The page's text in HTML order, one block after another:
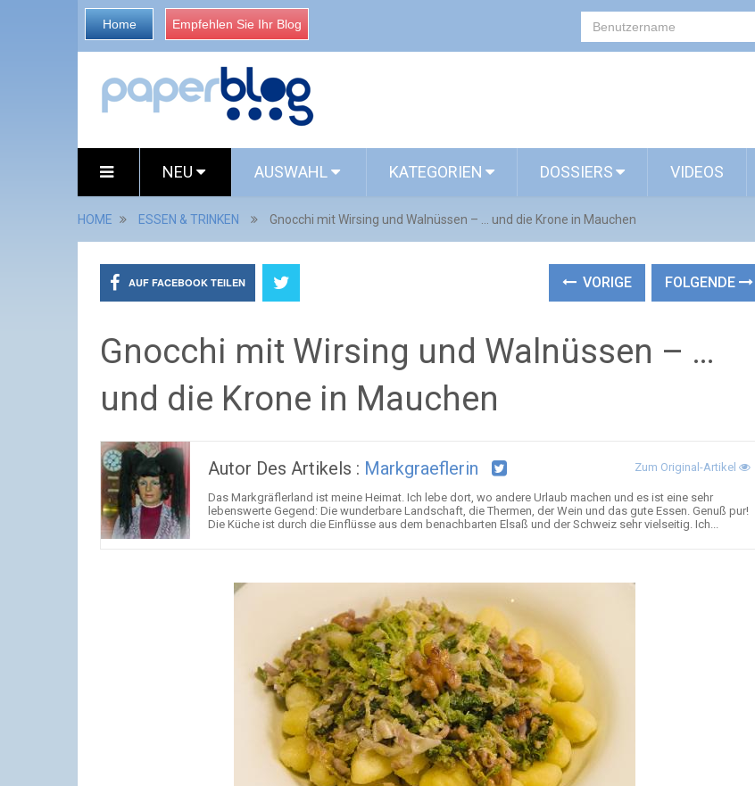
Home Empfehlen Sie Ihr Blog
NEU AUSWAHL KATEGORIEN DOSSIERS VIDEOS
HOME ESSEN & TRINKEN Gnocchi mit Wirsing und Walnüssen – … und die Krone in Mauchen
AUF FACEBOOK TEILEN VORIGE FOLGENDE
Gnocchi mit Wirsing und Walnüssen – …
und die Krone in Mauchen
Autor Des Artikels : Markgraeflerin Zum Original-Artikel
Das Markgräflerland ist meine Heimat. Ich lebe dort, wo andere Urlaub machen und es ist eine sehr
lebenswerte Gegend: Die wunderbare Landschaft, die Thermen, der Wein und das gute Essen. Genuß pur!
Die Küche ist durch die Einflüsse aus dem benachbarten Elsaß und der Schweiz sehr vielseitig. Ich...